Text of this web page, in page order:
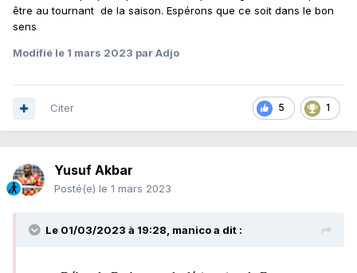
être au tournant de la saison. Espérons que ce soit dans le bon
sens
Modifié le 1 mars 2023 par Adjo
5 1
Citer
Yusuf Akbar
Posté(e) le 1 mars 2023
Le 01/03/2023 à 19:28, manicoa dit :